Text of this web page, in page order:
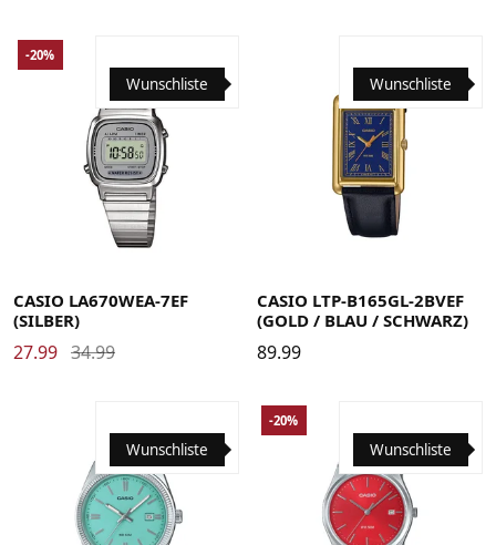
Wunschliste
-20%
CASIO LA670WEA-7EF
(SILBER)
27.99 34.99
Wunschliste
CASIO LTP-B165GL-2BVEF
(GOLD / BLAU / SCHWARZ)
89.99
Wunschliste Wunschliste
-20%